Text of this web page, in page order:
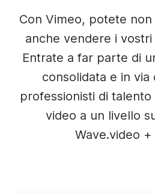
Con Vimeo, potete
anche vendere i
Entrate a far parte di
consolidata e in via
professionisti di
video a un livello
Wave.video +